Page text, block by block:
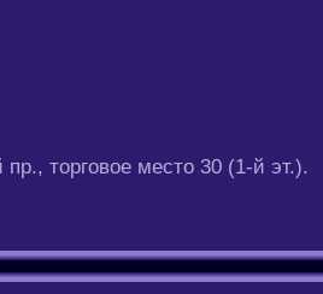
торговое место 30 (1-й эт.).